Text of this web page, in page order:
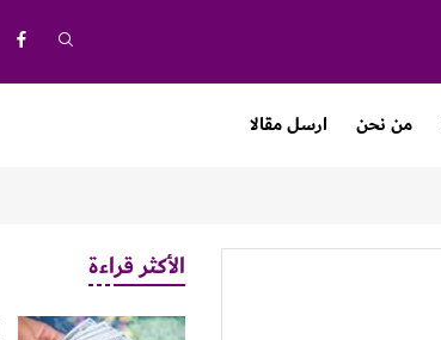
من نحن ارسل مقالا
الأكثر قراءة